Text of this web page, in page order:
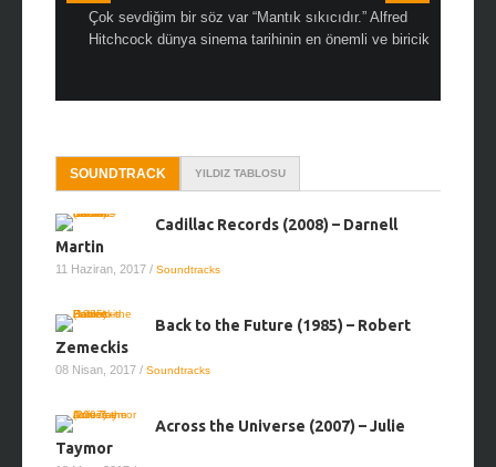
Çok sevdiğim bir söz var “Mantık sıkıcıdır.” Alfred
Hitchcock dünya sinema tarihinin en önemli ve biricik ...
SOUNDTRACK YILDIZ TABLOSU
Cadillac Records (2008) – Darnell
Martin
11 Haziran, 2017 / Soundtracks
Back to the Future (1985) – Robert
Zemeckis
08 Nisan, 2017 / Soundtracks
Across the Universe (2007) – Julie
Taymor